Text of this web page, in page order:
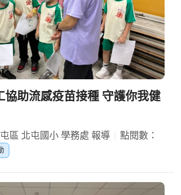
協助流感疫苗接種 守護你我健
區 北屯國小 學務處 報導
點閱數：